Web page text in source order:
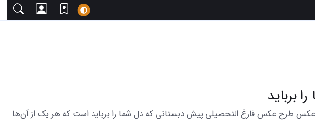
در اینجا شما را به تماشای مجموعه‌ای از عکس‌های متنوع و زیبا دعوت می‌کنیم. این مجموعه شامل 18 عکس طرح عکس فارغ التحصیلی پیش دبستانی که دل شما را برباید است که هر یک از آن‌ها